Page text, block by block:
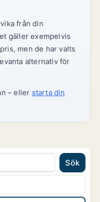
från din
gäller exempelvis
men de har valts
alternativ för
– eller starta din
Sök